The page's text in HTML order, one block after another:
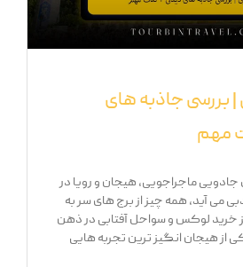
| بررسی جاذبه های
مهم
جادویی ماجراجویی، هیجان و رویا در
می ‌آید، همه‌ چیز از برج ‌های سر به
خرید لوکس و سواحل آفتابی در ذهن
از هیجان ‌انگیز ترین تجربه ‌هایی